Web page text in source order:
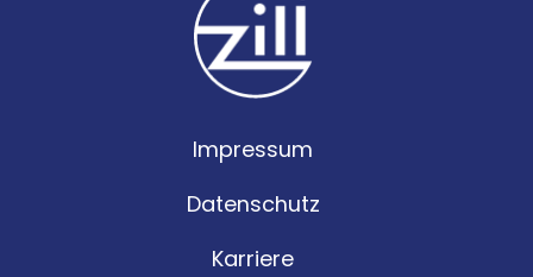
Impressum
Datenschutz
Karriere